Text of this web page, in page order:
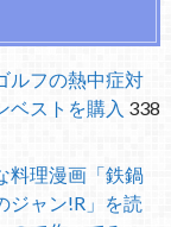
ルフの熱中症対
ベストを購入 338
料理漫画「鉄鍋
ジャン!R」を読